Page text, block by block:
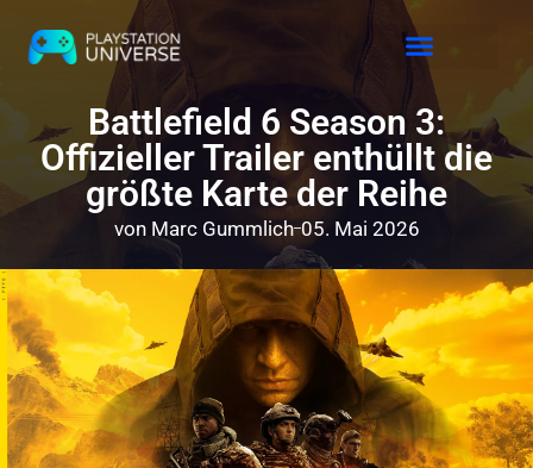
Battlefield 6 Season 3:
Offizieller Trailer enthüllt die
größte Karte der Reihe
von Marc Gummlich 05. Mai 2026